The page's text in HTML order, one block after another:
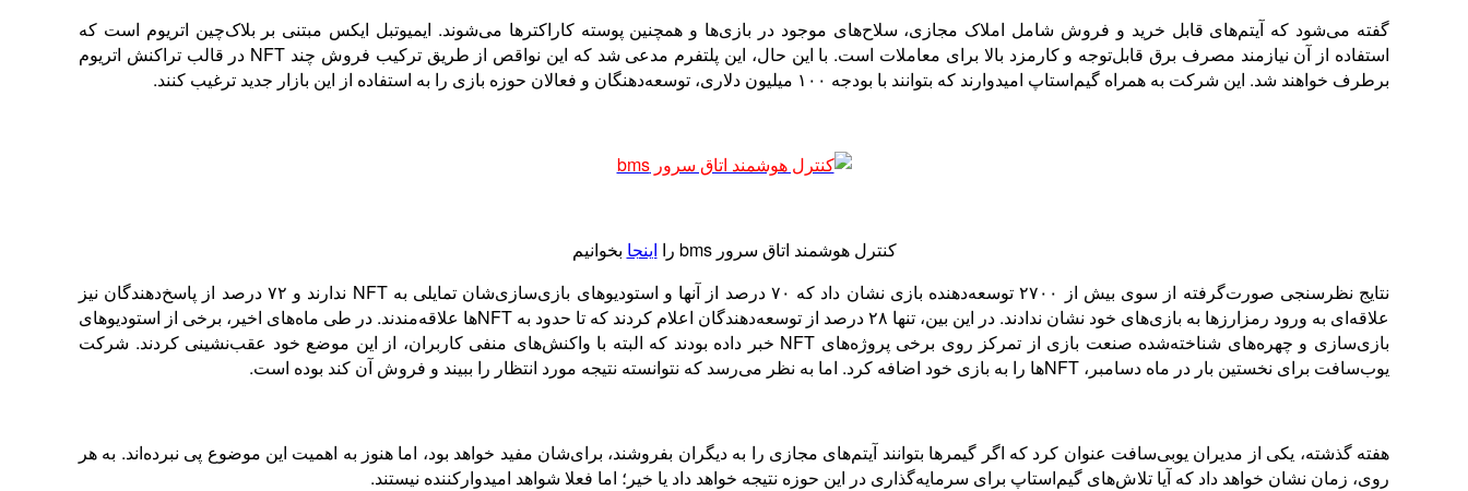
گفته می‌شود که آیتم‌های قابل خرید و فروش شامل املاک مجازی، سلاح‌های موجود در بازی‌ها و همچنین پوسته کاراکترها می‌شوند. ایمیوتبل ایکس مبتنی بر بلاک‌چین اتریوم است که
استفاده از آن نیازمند مصرف برق قابل‌توجه و کارمزد بالا برای معاملات است. با این حال، این پلتفرم مدعی شد که این نواقص از طریق ترکیب فروش چند NFT در قالب تراکنش اتریوم
برطرف خواهند شد. این شرکت به همراه گیم‌استاپ امیدوارند که بتوانند با بودجه ۱۰۰ میلیون دلاری، توسعه‌دهنگان و فعالان حوزه بازی را به استفاده از این بازار جدید ترغیب کنند.
کنترل هوشمند اتاق سرور bms را اینجا بخوانیم
نتایج نظرسنجی صورت‌گرفته از سوی بیش از ۲۷۰۰ توسعه‌دهنده بازی نشان داد که ۷۰ درصد از آنها و استودیوهای بازی‌سازی‌شان تمایلی به NFT ندارند و ۷۲ درصد از پاسخ‌دهندگان نیز
علاقه‌ای به ورود رمزارزها به بازی‌های خود نشان ندادند. در این بین، تنها ۲۸ درصد از توسعه‌دهندگان اعلام کردند که تا حدود به NFTها علاقه‌مندند. در طی ماه‌های اخیر، برخی از استودیوهای
بازی‌سازی و چهره‌های شناخته‌شده صنعت بازی از تمرکز روی برخی پروژه‌های NFT خبر داده بودند که البته با واکنش‌های منفی کاربران، از این موضع خود عقب‌نشینی کردند. شرکت
یوب‌سافت برای نخستین بار در ماه دسامبر، NFTها را به بازی خود اضافه کرد. اما به نظر می‌رسد که نتوانسته نتیجه مورد انتظار را ببیند و فروش آن کند بوده است.
هفته گذشته، یکی از مدیران یوبی‌سافت عنوان کرد که اگر گیمرها بتوانند آیتم‌های مجازی را به دیگران بفروشند، برای‌شان مفید خواهد بود، اما هنوز به اهمیت این موضوع پی نبرده‌اند. به هر
روی، زمان نشان خواهد داد که آیا تلاش‌های گیم‌استاپ برای سرمایه‌گذاری در این حوزه نتیجه خواهد داد یا خیر؛ اما فعلا شواهد امیدوارکننده نیستند.